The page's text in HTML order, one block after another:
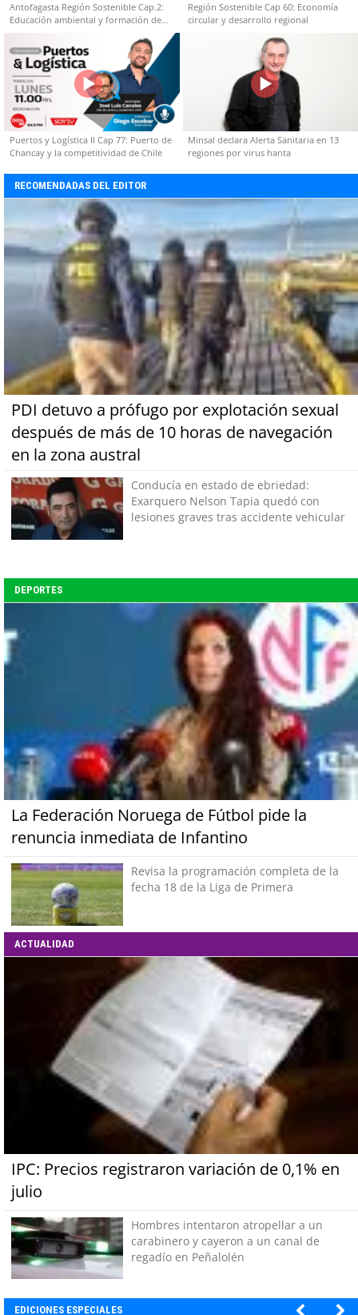
Antofagasta Región Sostenible Cap.2:
Educación ambiental y formación de
capacidades técnicas
Región Sostenible Cap 60: Economía
circular y desarrollo regional
Puertos y Logística II Cap 77: Puerto de
Chancay y la competitividad de Chile
Minsal declara Alerta Sanitaria en 13
regiones por virus hanta
RECOMENDADAS DEL EDITOR
PDI detuvo a prófugo por explotación sexual
después de más de 10 horas de navegación
en la zona austral
Conducía en estado de ebriedad:
Exarquero Nelson Tapia quedó con
lesiones graves tras accidente vehicular
DEPORTES
La Federación Noruega de Fútbol pide la
renuncia inmediata de Infantino
Revisa la programación completa de la
fecha 18 de la Liga de Primera
ACTUALIDAD
IPC: Precios registraron variación de 0,1% en
julio
Hombres intentaron atropellar a un
carabinero y cayeron a un canal de
regadío en Peñalolén
EDICIONES ESPECIALES